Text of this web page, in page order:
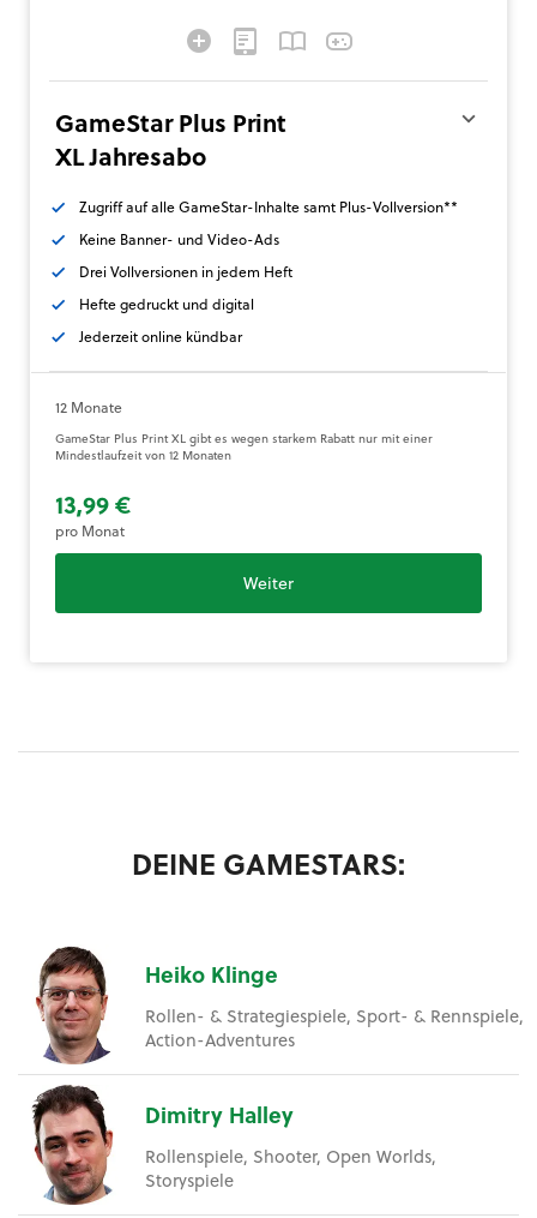
GameStar Plus Print
XL Jahresabo
Zugriff auf alle GameStar-Inhalte samt Plus-Vollversion**
Keine Banner- und Video-Ads
Drei Vollversionen in jedem Heft
Hefte gedruckt und digital
Jederzeit online kündbar
12 Monate
GameStar Plus Print XL gibt es wegen starkem Rabatt nur mit einer
Mindestlaufzeit von 12 Monaten
13,99 €
pro Monat
Weiter
DEINE GAMESTARS:
Heiko Klinge
Rollen- & Strategiespiele, Sport- & Rennspiele,
Action-Adventures
Dimitry Halley
Rollenspiele, Shooter, Open Worlds,
Storyspiele